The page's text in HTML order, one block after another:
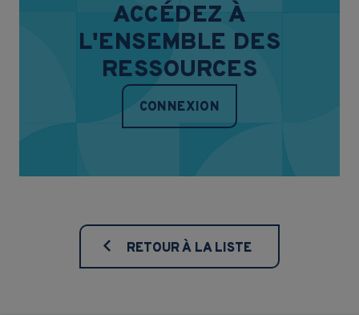
ACCÉDEZ À
L'ENSEMBLE DES
RESSOURCES
CONNEXION
RETOUR À LA LISTE